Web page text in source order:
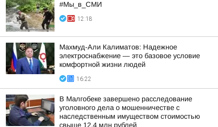
#Мы_в_СМИ
12:18
Махмуд-Али Калиматов: Надежное
электроснабжение — это базовое условие
комфортной жизни людей
16:22
В Малгобеке завершено расследование
уголовного дела о мошенничестве с
наследственным имуществом стоимостью
свыше 12,4 млн рублей